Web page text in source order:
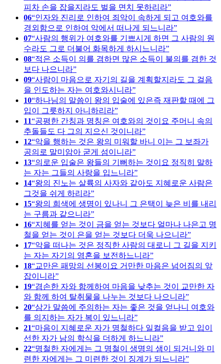
피차 손을 잡을지라도 벌을 면치 못하리라
06 인자와 진리로 인하여 죄악이 속하게 되고 여호와를
경외함으로 인하여 악에서 떠나게 되느니라
07 사람의 행위가 여호와를 기쁘시게 하면 그 사람의 원
수라도 그로 더불어 화목하게 하시느니라
08 적은 소득이 의를 겸하면 많은 소득이 불의를 겸한 것
보다 나으니라
09 사람이 마음으로 자기의 길을 계획할지라도 그 걸음
을 인도하는 자는 여호와시니라
10 하나님의 말씀이 왕의 입술에 있은즉 재판할 때에 그
입이 그릇하지 아니하리라
11 공평한 간칭과 명칭은 여호와의 것이요 주머니 속의
추돌들도 다 그의 지으신 것이니라
12 악을 행하는 것은 왕의 미워할 바니 이는 그 보좌가
공의로 말미암아 굳게 섬이니라
13 의로운 입술은 왕들의 기뻐하는 것이요 정직히 말하
는 자는 그들의 사랑을 입느니라
14 왕의 진노는 살륙의 사자와 같아도 지혜로운 사람은
그것을 쉬게 하리라
15 왕의 희색에 생명이 있나니 그 은택이 늦은 비를 내리
는 구름과 같으니라
16 지혜를 얻는 것이 금을 얻는 것보다 얼마나 나은고 명
철을 얻는 것이 은을 얻는 것보다 더욱 나으니라
17 악을 떠나는 것은 정직한 사람의 대로니 그 길을 지키
는 자는 자기의 영혼을 보전하느니라
18 교만은 패망의 선봉이요 거만한 마음은 넘어짐의 앞
잡이니라
19 겸손한 자와 함께하여 마음을 낮추는 것이 교만한 자
와 함께 하여 탈취물을 나누는 것보다 나으니라
20 삼가 말씀에 주의하는 자는 좋은 것을 얻나니 여호와
를 의지하는 자가 복이 있느니라
21 마음이 지혜로운 자가 명철하다 일컬음을 받고 입이
선한 자가 남의 학식을 더하게 하느니라
22 명철한 자에게는 그 명철이 생명의 샘이 되거니와 미
련한 자에게는 그 미련한 것이 징계가 되느니라